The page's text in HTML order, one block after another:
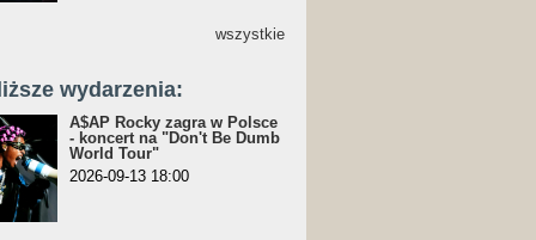
wszystkie
wydarzenia:
A$AP Rocky zagra w Polsce
- koncert na "Don't Be Dumb
World Tour"
2026-09-13 18:00